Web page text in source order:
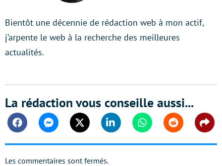
Bientôt une décennie de rédaction web à mon actif,
j’arpente le web à la recherche des meilleures
actualités.
La rédaction vous conseille aussi...
FacebookMessengerTwitter Linkedin WhatsappReddit
Les commentaires sont fermés.